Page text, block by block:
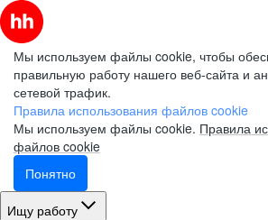
Мы используем файлы cookie, чтобы
правильную работу нашего веб-сайта и
сетевой трафик.
Правила использования файлов cookie
Мы используем файлы cookie. Правила
файлов cookie
Понятно
Ищу работу